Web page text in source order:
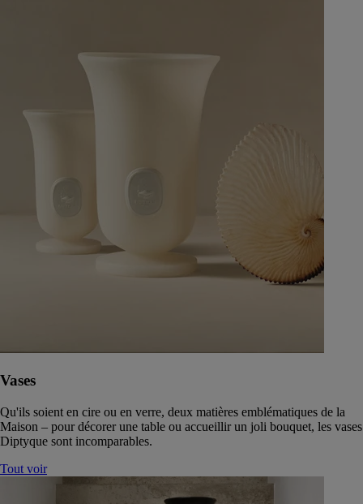
Vases
Qu'ils soient en cire ou en verre, deux matières emblématiques de la
Maison – pour décorer une table ou accueillir un joli bouquet, les vases
Diptyque sont incomparables.
Tout voir